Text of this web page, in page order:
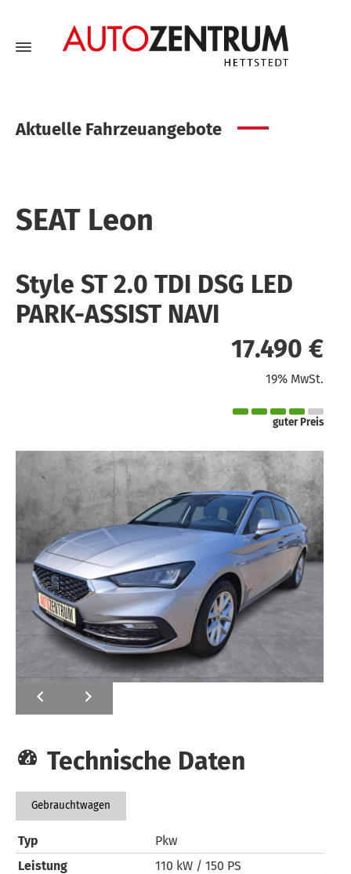
Aktuelle Fahrzeuangebote
SEAT Leon
Style ST 2.0 TDI DSG LED
PARK-ASSIST NAVI
17.490 €
19% MwSt.
guter Preis
Technische Daten
Gebrauchtwagen
Typ
Pkw
Leistung
110 kW / 150 PS